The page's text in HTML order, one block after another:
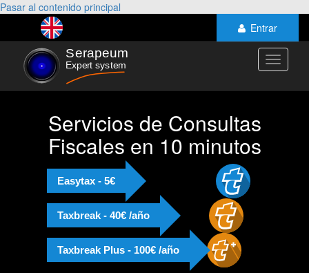
Pasar al contenido principal
Entrar
Toggle
Servicios de Consultas
Fiscales en 10 minutos
Easytax - 5€
Taxbreak - 40€ /año
Taxbreak Plus - 100€ /año